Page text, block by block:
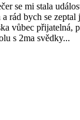
se mi stala
rád bych se zeptal
vůbec přijatelná,
s 2ma svědky...